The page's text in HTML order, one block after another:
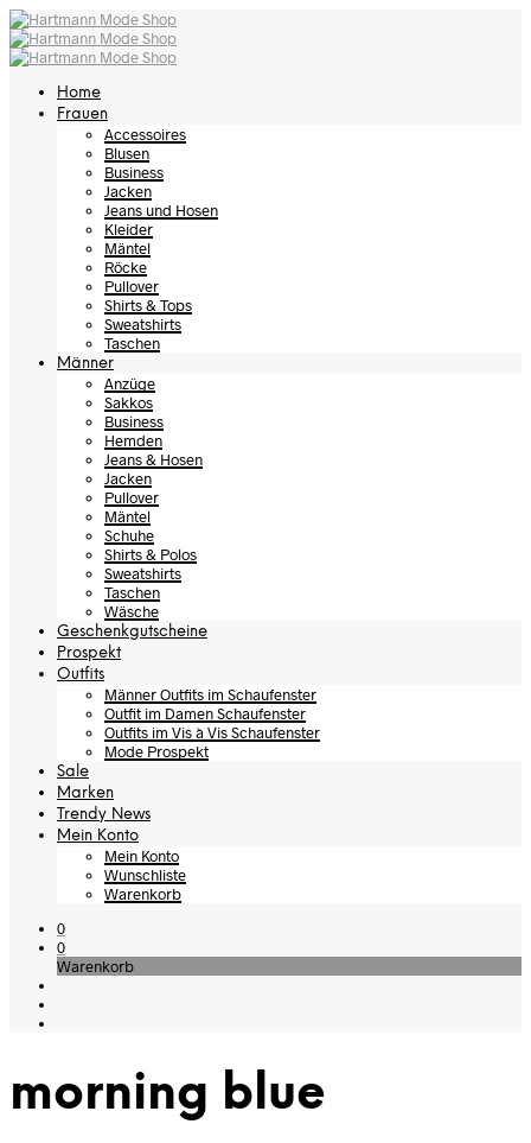
Home
Frauen
Accessoires
Blusen
Business
Jacken
Jeans und Hosen
Kleider
Mäntel
Röcke
Pullover
Shirts & Tops
Sweatshirts
Taschen
Männer
Anzüge
Sakkos
Business
Hemden
Jeans & Hosen
Jacken
Pullover
Mäntel
Schuhe
Shirts & Polos
Sweatshirts
Taschen
Wäsche
Geschenkgutscheine
Prospekt
Outfits
Männer Outfits im Schaufenster
Outfit im Damen Schaufenster
Outfits im Vis à Vis Schaufenster
Mode Prospekt
Sale
Marken
Trendy News
Mein Konto
Mein Konto
Wunschliste
Warenkorb
0
0
Warenkorb
morning blue